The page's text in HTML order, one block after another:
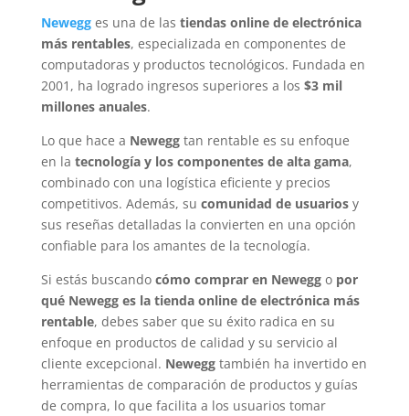
Newegg es una de las tiendas online de electrónica
más rentables, especializada en componentes de
computadoras y productos tecnológicos. Fundada en
2001, ha logrado ingresos superiores a los $3 mil
millones anuales.
Lo que hace a Neweggtan rentable es su enfoque
en la tecnología y los componentes de alta gama,
combinado con una logística eficiente y precios
competitivos. Además, su comunidad de usuariosy
sus reseñas detalladas la convierten en una opción
confiable para los amantes de la tecnología.
Si estás buscando cómo comprar en Neweggo por
qué Newegg es la tienda online de electrónica más
rentable, debes saber que su éxito radica en su
enfoque en productos de calidad y su servicio al
cliente excepcional. Neweggtambién ha invertido en
herramientas de comparación de productos y guías
de compra, lo que facilita a los usuarios tomar